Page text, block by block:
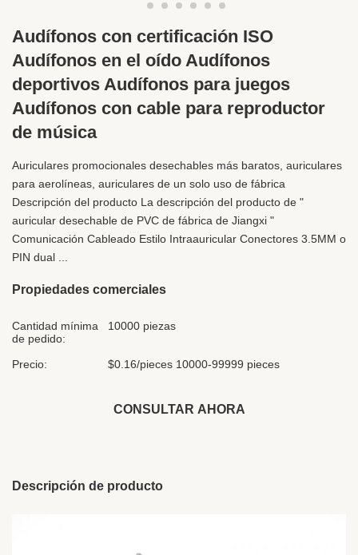
Audífonos con certificación ISO
Audífonos en el oído Audífonos
deportivos Audífonos para juegos
Audífonos con cable para reproductor
de música
Auriculares promocionales desechables más baratos, auriculares
para aerolíneas, auriculares de un solo uso de fábrica
Descripción del producto La descripción del producto de "
auricular desechable de PVC de fábrica de Jiangxi "
Comunicación Cableado Estilo Intraauricular Conectores 3.5MM o
PIN dual ...
Propiedades comerciales
Cantidad mínima
de pedido:
10000 piezas
Precio: $0.16/pieces 10000-99999 pieces
CONSULTAR AHORA
Descripción de producto